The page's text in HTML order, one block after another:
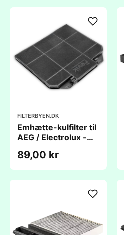
FILTERBYEN.DK
Emhætte-kulfilter til
AEG / Electrolux -
(265x234x15mm) -
kompatibel
89,00 kr